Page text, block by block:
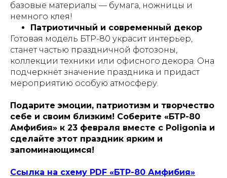
базовые материалы — бумага, ножницы и
немного клея!
Патриотичный и современный декор
Готовая модель БТР-80 украсит интерьер,
станет частью праздничной фотозоны,
коллекции техники или офисного декора. Она
подчеркнёт значение праздника и придаст
мероприятию особую атмосферу.
Подарите эмоции, патриотизм и творчество
себе и своим близким! Соберите «БТР-80
Амфибия» к 23 февраля вместе с Poligonia и
сделайте этот праздник ярким и
запоминающимся!
Ссылка на схему PDF «БТР-80 Амфибия»